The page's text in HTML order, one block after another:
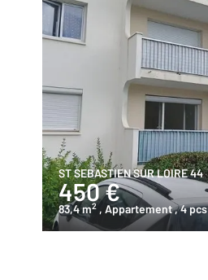
ST SEBASTIEN SUR LOIRE 44
450 €
83,4 m2 , Appartement, 4 pcs